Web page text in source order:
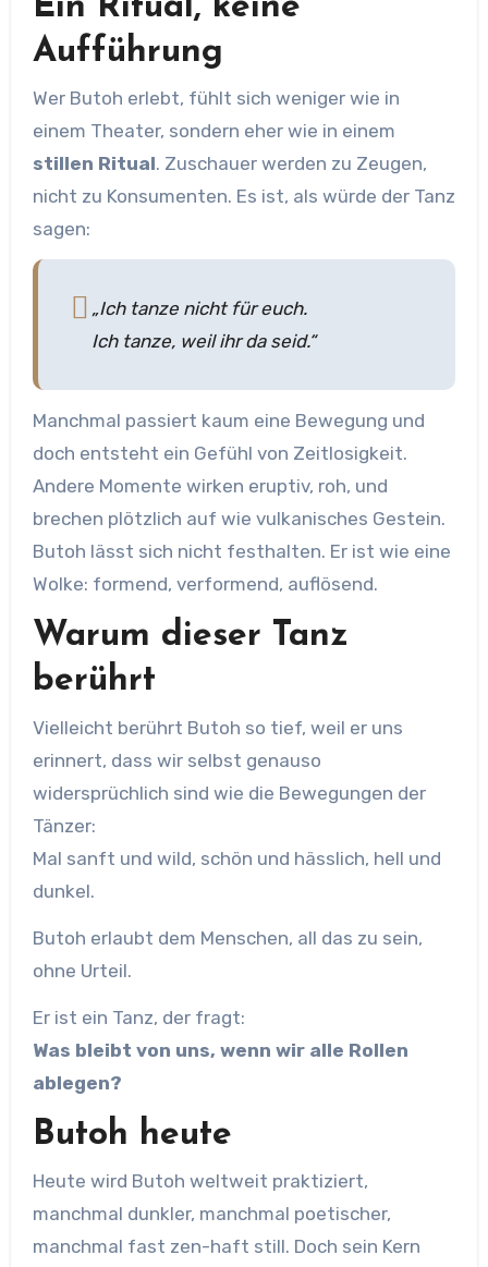
Ein Ritual, keine
Aufführung
Wer Butoh erlebt, fühlt sich weniger wie in
einem Theater, sondern eher wie in einem
stillen Ritual. Zuschauer werden zu Zeugen,
nicht zu Konsumenten. Es ist, als würde der Tanz
sagen:
„Ich tanze nicht für euch.
Ich tanze, weilihr da seid.“
Manchmal passiert kaum eine Bewegung und
doch entsteht ein Gefühl von Zeitlosigkeit.
Andere Momente wirken eruptiv, roh, und
brechen plötzlich auf wie vulkanisches Gestein.
Butoh lässt sich nicht festhalten. Er ist wie eine
Wolke: formend, verformend, auflösend.
Warum dieser Tanz
berührt
Vielleicht berührt Butoh so tief, weil er uns
erinnert, dass wir selbst genauso
widersprüchlich sind wie die Bewegungen der
Tänzer:
Mal sanft und wild, schön und hässlich, hell und
dunkel.
Butoh erlaubt dem Menschen, all das zu sein,
ohne Urteil.
Er ist ein Tanz, der fragt:
Was bleibt von uns, wenn wir alle Rollen
ablegen?
Butoh heute
Heute wird Butoh weltweit praktiziert,
manchmal dunkler, manchmal poetischer,
manchmal fast zen-haft still. Doch sein Kern